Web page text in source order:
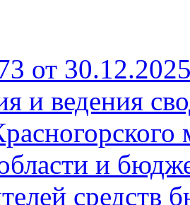
от
и ведения
и
средств